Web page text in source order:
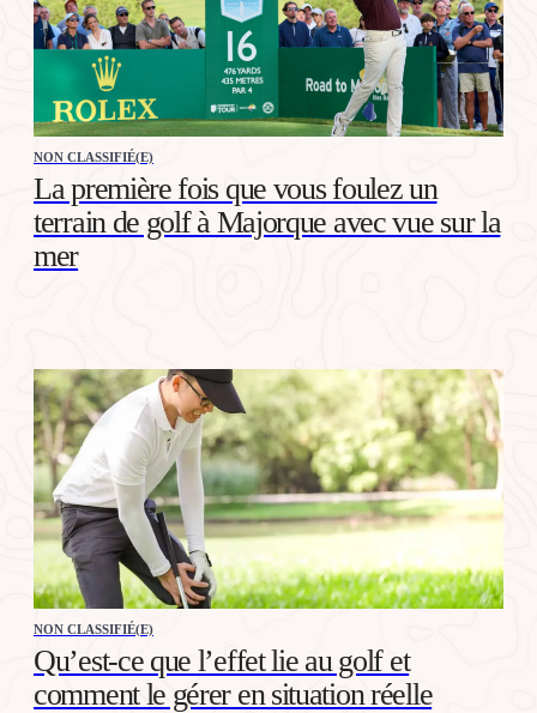
NON CLASSIFIÉ(E)
La première fois que vous foulez un
terrain de golf à Majorque avec vue sur la
mer
NON CLASSIFIÉ(E)
Qu’est-ce que l’effet lie au golf et
comment le gérer en situation réelle